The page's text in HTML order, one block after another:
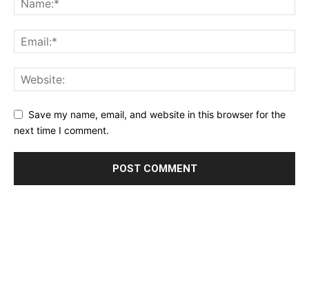
Save my name, email, and website in this browser for the
next time I comment.